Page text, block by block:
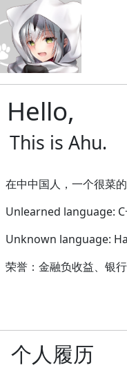
Hello,
This is Ahu.
在中中国人，一个很菜
Unlearned language:
Unknown language:
荣誉：金融负收益、银
个人履历